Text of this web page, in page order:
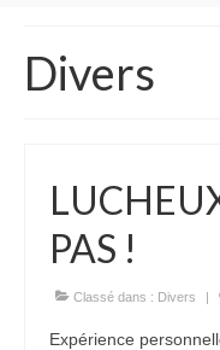
Divers
PAS !
Classé dans : Divers |
Expérience